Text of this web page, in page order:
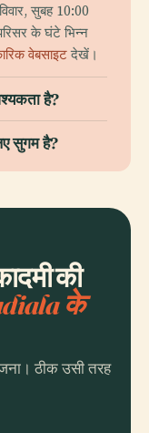
सुबह 10:00
के घंटे भिन्न
वेबसाइटदेखें।
है?
सुगम है?
की
के
ठीक उसी तरह